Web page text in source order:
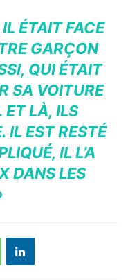
ÉTAIT FACE
GARÇON
QUI ÉTAIT
SA VOITURE
ET LÀ, ILS
IL EST RESTÉ
IL L’A
DANS LES